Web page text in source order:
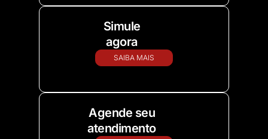
Simule
agora
SAIBA MAIS
Agende seu
atendimento